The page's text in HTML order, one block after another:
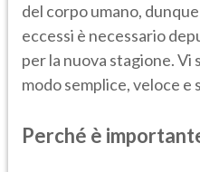
del corpo umano,
eccessi è necessario
per la nuova stagione. Vi
modo semplice, veloce
Perché è